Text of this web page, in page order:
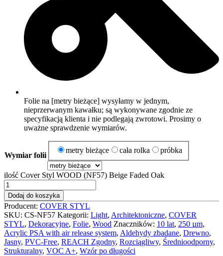
Folie na [metry bieżące] wysyłamy w jednym,
nieprzerwanym kawałku; są wykonywane zgodnie ze
specyfikacją klienta i nie podlegają zwrotowi. Prosimy o
uważne sprawdzenie wymiarów.
Wymiar folii
metry bieżące cała rolka próbka
ilość Cover Styl WOOD (NF57) Beige Faded Oak
Dodaj do koszyka
Producent: COVER STYL
SKU: CS-NF57 Kategorii: Light, Architektoniczne, COVER
STYL, Dekoracyjne, Folie, Wood Znaczników: 10 lat, 250 µm,
Acrylic PSA with air release system, Aldehydy zbadane, Drewno,
Jasny, PVC-Free, REACH Zgodny, Rozciągliwy, Średnioodporny,
Strukturalny, VOC A+, Wzór po długości